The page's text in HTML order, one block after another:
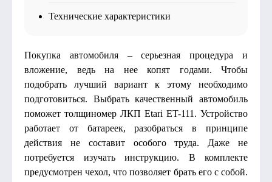
Технические характеристики
Покупка автомобиля – серьезная процедура и
вложение, ведь на нее копят годами. Чтобы
подобрать лучший вариант к этому необходимо
подготовиться. Выбрать качественный автомобиль
поможет толщиномер ЛКП Etari ET-111. Устройство
работает от батареек, разобраться в принципе
действия не составит особого труда. Даже не
потребуется изучать инструкцию. В комплекте
предусмотрен чехол, что позволяет брать его с собой.